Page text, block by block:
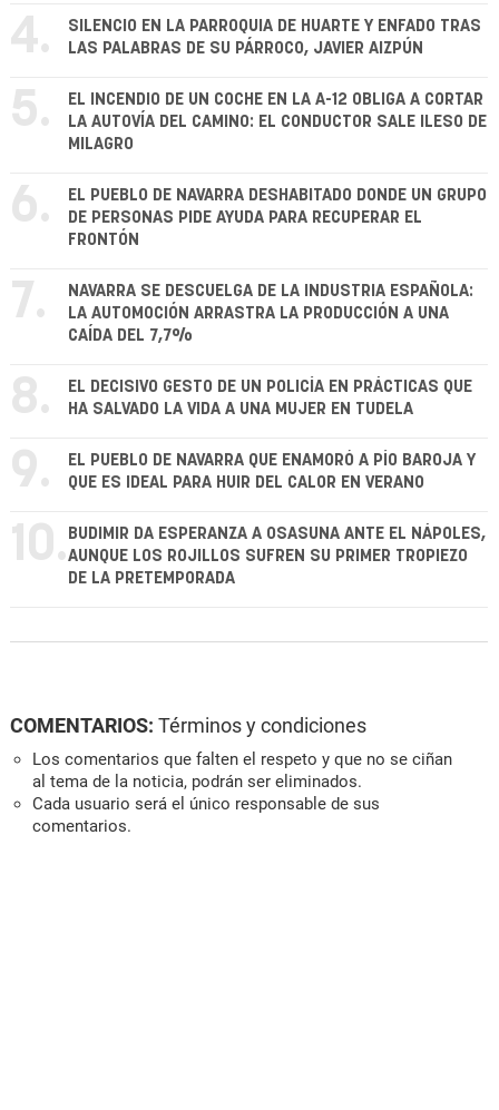
4.
SILENCIO EN LA PARROQUIA DE HUARTE Y ENFADO TRAS
LAS PALABRAS DE SU PÁRROCO, JAVIER AIZPÚN
5.
EL INCENDIO DE UN COCHE EN LA A-12 OBLIGA A CORTAR
LA AUTOVÍA DEL CAMINO: EL CONDUCTOR SALE ILESO DE
MILAGRO
6.
EL PUEBLO DE NAVARRA DESHABITADO DONDE UN GRUPO
DE PERSONAS PIDE AYUDA PARA RECUPERAR EL
FRONTÓN
7.
NAVARRA SE DESCUELGA DE LA INDUSTRIA ESPAÑOLA:
LA AUTOMOCIÓN ARRASTRA LA PRODUCCIÓN A UNA
CAÍDA DEL 7,7%
8.
EL DECISIVO GESTO DE UN POLICÍA EN PRÁCTICAS QUE
HA SALVADO LA VIDA A UNA MUJER EN TUDELA
9.
EL PUEBLO DE NAVARRA QUE ENAMORÓ A PÍO BAROJA Y
QUE ES IDEAL PARA HUIR DEL CALOR EN VERANO
10. BUDIMIR DA ESPERANZA A OSASUNA ANTE EL NÁPOLES,
AUNQUE LOS ROJILLOS SUFREN SU PRIMER TROPIEZO
DE LA PRETEMPORADA
COMENTARIOS: Términos y condiciones
Los comentarios que falten el respeto y que no se ciñan
al tema de la noticia, podrán ser eliminados.
Cada usuario será el único responsable de sus
comentarios.